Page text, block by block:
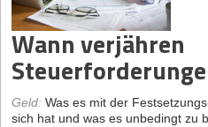
Wann verjähren
Geld: Was es mit der
sich hat und was es unbedingt zu